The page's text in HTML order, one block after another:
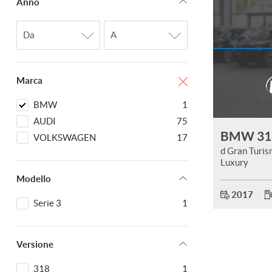
Anno
Marca
BMW
1
AUDI
75
VOLKSWAGEN
17
Modello
Serie 3 1
Versione
318 1
BMW
d Gran
Luxury
2017
strumenti
tracciamento
si
alla
policy.
rivedere
e
tue
momento.